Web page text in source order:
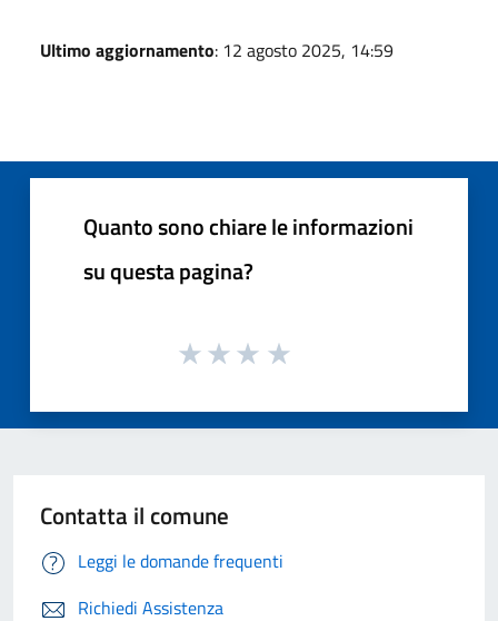
Ultimo aggiornamento: 12 agosto 2025, 14:59
Quanto sono chiare le informazioni
su questa pagina?
Contatta il comune
Leggi le domande frequenti
Richiedi Assistenza